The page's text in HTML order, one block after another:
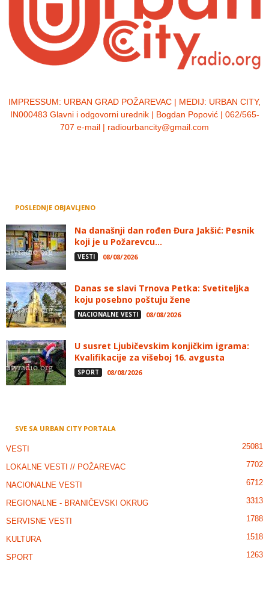
IMPRESSUM: URBAN GRAD POŽAREVAC | MEDIJ: URBAN CITY,
IN000483 Glavni i odgovorni urednik | Bogdan Popović | 062/565-
707 e-mail | radiourbancity@gmail.com
POSLEDNJE OBJAVLJENO
Na današnji dan rođen Đura Jakšić: Pesnik
koji je u Požarevcu...
VESTI 08/08/2026
Danas se slavi Trnova Petka: Svetiteljka
koju posebno poštuju žene
NACIONALNE VESTI 08/08/2026
U susret Ljubičevskim konjičkim igrama:
Kvalifikacije za višeboj 16. avgusta
SPORT 08/08/2026
SVE SA URBAN CITY PORTALA
VESTI 25081
LOKALNE VESTI // POŽAREVAC 7702
NACIONALNE VESTI 6712
REGIONALNE - BRANIČEVSKI OKRUG 3313
SERVISNE VESTI 1788
KULTURA 1518
SPORT 1263